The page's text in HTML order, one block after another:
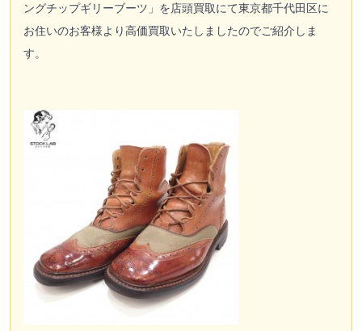
ングチップギリーブーツ」を店頭買取にて東京都千代田区に
お住いのお客様より高価買取いたしましたのでご紹介しま
す。